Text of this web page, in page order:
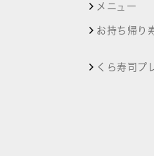
メニュー
お持ち帰り
くら寿司プ